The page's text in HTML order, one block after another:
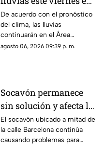
Guadalajara? Este es el
pronóstico del clima
hoy 7 de agosto
De acuerdo con el pronóstico
del clima, las lluvias
continuarán en el Área
Metropolitana de Guadalajara
agosto 06, 2026 09:39 p. m.
Socavón permanece
sin solución y afecta la
circulación en calle
Barcelona
El socavón ubicado a mitad de
la calle Barcelona continúa
causando problemas para